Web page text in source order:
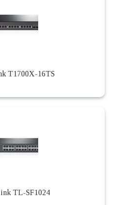
T1700X-16TS
TL-SF1024